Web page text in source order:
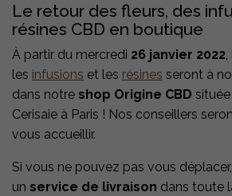
Le retour des fleurs, des
résines CBD en boutique
À partir du mercredi 26 janvier 2022,
les infusions et les résines seront à
dans notre shop Origine CBD
Cerisaie à Paris ! Nos conseillers
vous accueillir.
Si vous ne pouvez pas vous
un service de livraison dans toute